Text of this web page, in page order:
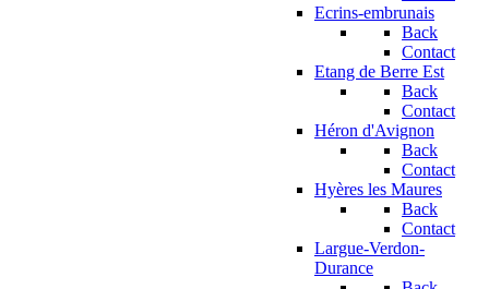
Ecrins-embrunais
Back
Contact
Etang de Berre Est
Back
Contact
Héron d'Avignon
Back
Contact
Hyères les Maures
Back
Contact
Largue-Verdon-
Durance